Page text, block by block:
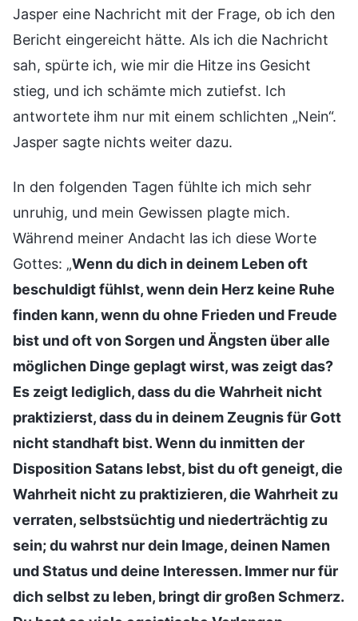
Jasper eine Nachricht mit der Frage, ob ich den
Bericht eingereicht hätte. Als ich die Nachricht
sah, spürte ich, wie mir die Hitze ins Gesicht
stieg, und ich schämte mich zutiefst. Ich
antwortete ihm nur mit einem schlichten „Nein“.
Jasper sagte nichts weiter dazu.
In den folgenden Tagen fühlte ich mich sehr
unruhig, und mein Gewissen plagte mich.
Während meiner Andacht las ich diese Worte
Gottes: „Wenn du dich in deinem Leben oft
beschuldigt fühlst, wenn dein Herz keine Ruhe
finden kann, wenn du ohne Frieden und Freude
bist und oft von Sorgen und Ängsten über alle
möglichen Dinge geplagt wirst, was zeigt das?
Es zeigt lediglich, dass du die Wahrheit nicht
praktizierst, dass du in deinem Zeugnis für Gott
nicht standhaft bist. Wenn du inmitten der
Disposition Satans lebst, bist du oft geneigt, die
Wahrheit nicht zu praktizieren, die Wahrheit zu
verraten, selbstsüchtig und niederträchtig zu
sein; du wahrst nur dein Image, deinen Namen
und Status und deine Interessen. Immer nur für
dich selbst zu leben, bringt dir großen Schmerz.